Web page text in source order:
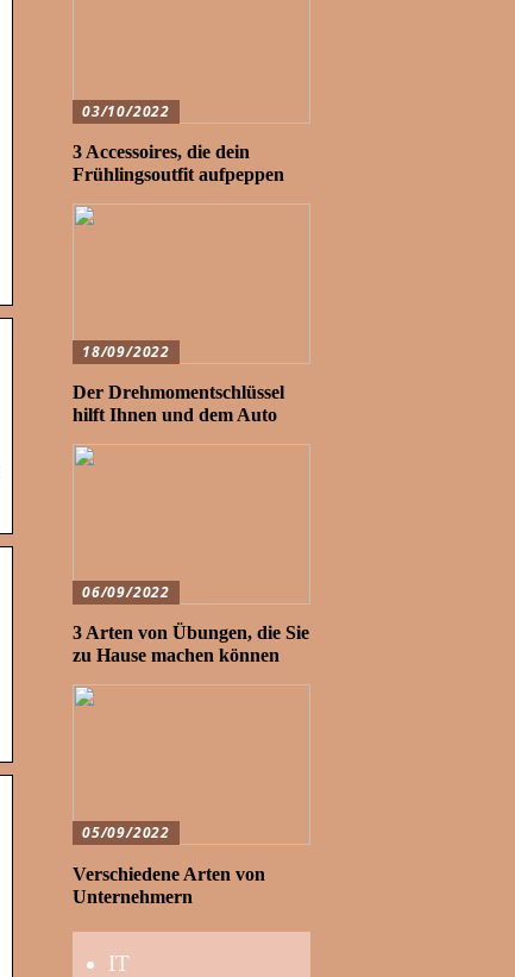
03/10/2022
3 Accessoires, die dein
Frühlingsoutfit aufpeppen
18/09/2022
Der Drehmomentschlüssel
hilft Ihnen und dem Auto
06/09/2022
3 Arten von Übungen, die Sie
zu Hause machen können
05/09/2022
Verschiedene Arten von
Unternehmern
IT